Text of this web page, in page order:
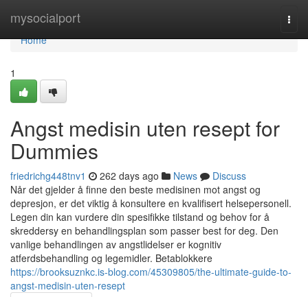
mysocialport
Home
Home
1
Angst medisin uten resept for
Dummies
friedrichg448tnv1 262 days ago News
Discuss
Når det gjelder å finne den beste medisinen mot angst og
depresjon, er det viktig å konsultere en kvalifisert helsepersonell.
Legen din kan vurdere din spesifikke tilstand og behov for å
skreddersy en behandlingsplan som passer best for deg. Den
vanlige behandlingen av angstlidelser er kognitiv
atferdsbehandling og legemidler. Betablokkere
https://brooksuznkc.is-blog.com/45309805/the-ultimate-guide-to-
angst-medisin-uten-resept